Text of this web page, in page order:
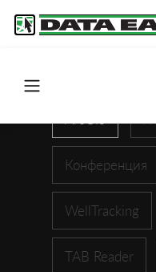
Конференция
WellTracking
TAB Reader